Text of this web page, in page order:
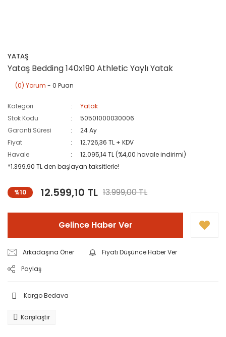
YATAŞ
Yataş Bedding 140x190 Athletic Yaylı Yatak
(0) Yorum - 0 Puan
Kategori
Yatak
Stok Kodu
50501000030006
Garanti Süresi
24 Ay
Fiyat
12.726,36 TL + KDV
Havale
12.095,14 TL (%4,00 havale indirimi)
*1.399,90 TL den başlayan taksitlerle!
%10 12.599,10 TL 13.999,00 TL
Gelince Haber Ver
Arkadaşına Öner
Fiyatı Düşünce Haber Ver
Paylaş
Kargo Bedava
Karşılaştır